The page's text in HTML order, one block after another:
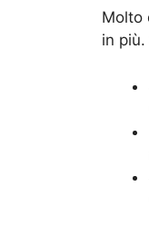
Molto
in più.